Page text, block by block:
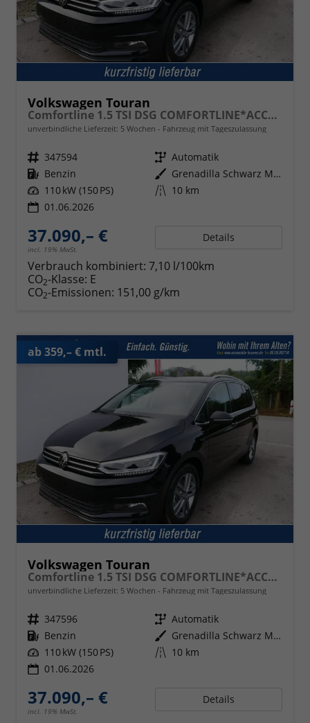
Volkswagen Touran
Comfortline 1.5 TSI DSG COMFORTLINE*ACC*LED*PDC*KAMERA*NAVI*SHZ* 7-SITZER 17-ZOLL
unverbindliche Lieferzeit: 5 Wochen Fahrzeug mit Tageszulassung
Fahrzeugnr. 347594 Getriebe Automatik
Kraftstoff Benzin Außenfarbe
Grenadilla Schwarz Metallic
Leistung 110 kW (150 PS) Kilometerstand 10 km
01.06.2026
37.090,– €
incl. 19% MwSt.
Details
Verbrauch kombiniert: 7,10 l/100km
CO2-Klasse: E
CO2-Emissionen: 151,00 g/km
ab 359,– € mtl.
Volkswagen Touran
Comfortline 1.5 TSI DSG COMFORTLINE*ACC*LED*PDC*KAMERA*NAVI*SHZ* 7-SITZER 17-ZOLL
unverbindliche Lieferzeit: 5 Wochen Fahrzeug mit Tageszulassung
Fahrzeugnr. 347596 Getriebe Automatik
Kraftstoff Benzin Außenfarbe
Grenadilla Schwarz Metallic
Leistung 110 kW (150 PS) Kilometerstand 10 km
01.06.2026
37.090,– €
incl. 19% MwSt.
Details